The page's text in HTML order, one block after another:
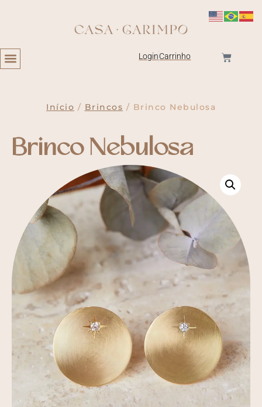
LoginCarrinho
Início / Brincos / Brinco Nebulosa
Brinco Nebulosa